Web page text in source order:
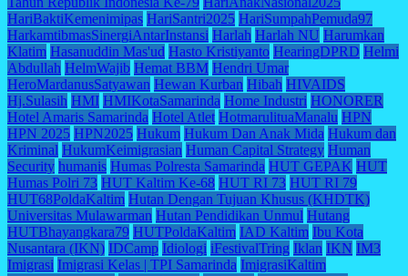
HariBaktiKemenimipas HariSantri2025 HariSumpahPemuda97
HarkamtibmasSinergiAntarInstansi Harlah Harlah NU Harumkan
Klatim Hasanuddin Mas'ud Hasto Kristiyanto HearingDPRD Helmi
Abdullah HelmWajib Hemat BBM Hendri Umar
HeroMardanusSatyawan Hewan Kurban Hibah HIVAIDS
Hj.Sulasih HMI HMIKotaSamarinda Home Industri HONORER
Hotel Amaris Samarinda Hotel Atlet HotmarulituaManalu HPN
HPN 2025 HPN2025 Hukum Hukum Dan Anak Mida Hukum dan
Kriminal HukumKeimigrasian Human Capital Strategy Human
Security humanis Humas Polresta Samarinda HUT GEPAK HUT
Humas Polri 73 HUT Kaltim Ke-68 HUT RI 73 HUT RI 79
HUT68PoldaKaltim Hutan Dengan Tujuan Khusus (KHDTK)
Universitas Mulawarman Hutan Pendidikan Unmul Hutang
HUTBhayangkara79 HUTPoldaKaltim IAD Kaltim Ibu Kota
Nusantara (IKN) IDCamp Idiologi iFestivalTring Iklan IKN IM3
Imigrasi Imigrasi Kelas | TPI Samarinda ImigrasiKaltim